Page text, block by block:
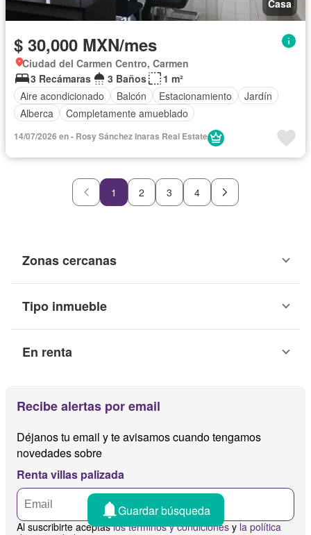
Casa
$ 30,000 MXN/mes
Ciudad del Carmen Centro, Carmen
3 Recámaras
3 Baños
1 m²
Aire acondicionado
Balcón Estacionamiento
Jardín
Alberca
Completamente amueblado
14/07/2026 en - Rosy Sánchez Inaras Real Estate
1 2 3 4
Zonas cercanas
Tipo inmueble
En renta
Recibe alertas por email
Déjanos tu email y te avisamos cuando tengamos
novedades sobre
Renta villas palizada
Al suscribirte aceptaslos términos y condiciones y la política
Guardar búsqueda